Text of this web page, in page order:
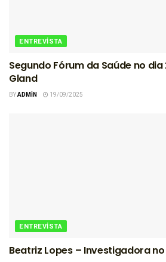
ENTREVISTA
Segundo Fórum da Saúde no
Gland
BYADMIN 19/09/2025
ENTREVISTA
Beatriz Lopes – Investigadora no